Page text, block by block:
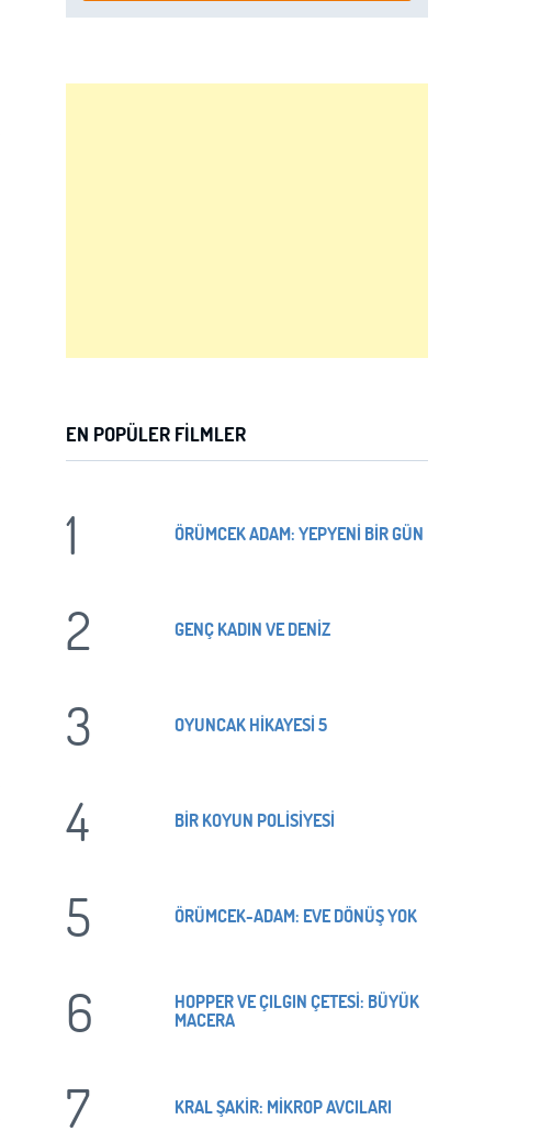
EN POPÜLER FILMLER
1 ÖRÜMCEK ADAM: YEPYENİ BİR GÜN
2 GENÇ KADIN VE DENİZ
3 OYUNCAK HİKAYESİ 5
4 BİR KOYUN POLİSİYESİ
5 ÖRÜMCEK-ADAM: EVE DÖNÜŞ YOK
6
HOPPER VE ÇILGIN ÇETESİ: BÜYÜK
MACERA
7 KRAL ŞAKİR: MİKROP AVCILARI